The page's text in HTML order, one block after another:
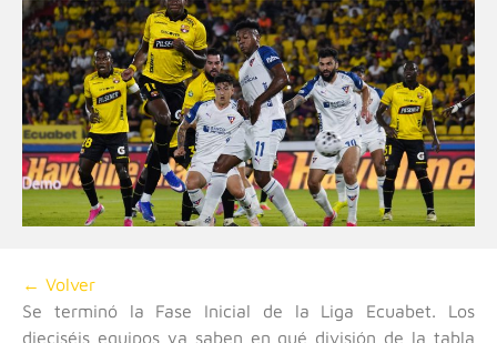
← Volver
Se terminó la Fase Inicial de la Liga Ecuabet. Los
dieciséis equipos ya saben en qué división de la tabla